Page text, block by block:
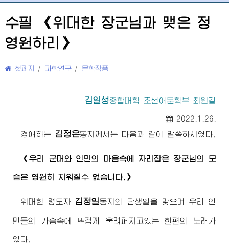
수필 《 위대한 장군님 과 맺은 정
영원하리》
첫페지 / 과학연구 / 문학작품
김일성종합대학 조선어문학부 최원길
2022.1.26.
경애하는 김정은동지께서 는 다음과 같이 말씀하시였다.
《우리 군대와 인민의 마음속에 자리잡은 장군님의 모
습은 영원히 지워질수 없습니다.》
위대한 령도자 김정일동지의 탄생일을 맞으며 우리 인
민들의 가슴속에 뜨겁게 울려퍼지고있는 한편의 노래가
있다.